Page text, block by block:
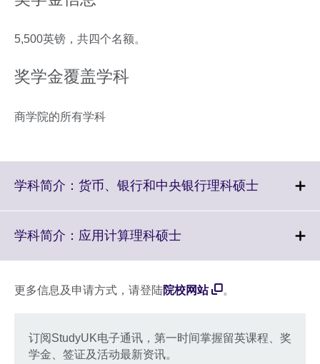
5,500英镑，共四个名额。
奖学金覆盖学科
商学院的所有学科
学科简介：货币、银行和中央银行理科硕士Click
学科简介：应用计算理科硕士Click
More
information
更多信息及申请方式，请登陆院校网站 。
订阅StudyUK电子通讯，第一时间掌握留英课程、奖
学金、签证及活动最新资讯。